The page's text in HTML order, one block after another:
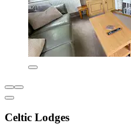
Celtic Lodges